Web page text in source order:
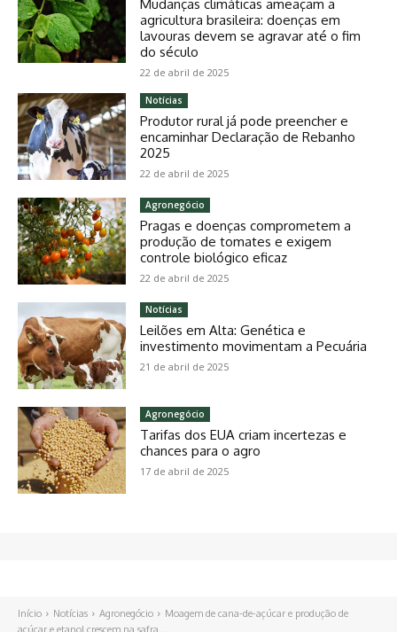
Mudanças climáticas ameaçam a
agricultura brasileira: doenças em
lavouras devem se agravar até o fim
do século
22 de abril de 2025
Notícias
Produtor rural já pode preencher e
encaminhar Declaração de Rebanho
2025
22 de abril de 2025
Agronegócio
Pragas e doenças comprometem a
produção de tomates e exigem
controle biológico eficaz
22 de abril de 2025
Notícias
Leilões em Alta: Genética e
investimento movimentam a Pecuária
21 de abril de 2025
Agronegócio
Tarifas dos EUA criam incertezas e
chances para o agro
17 de abril de 2025